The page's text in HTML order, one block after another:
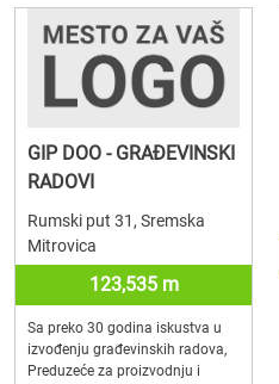
GIP DOO - GRAĐEVINSKI
RADOVI
Rumski put 31, Sremska
Mitrovica
123,535 m
Sa preko 30 godina iskustva u
izvođenju građevinskih radova,
Preduzeće za proizvodnju i